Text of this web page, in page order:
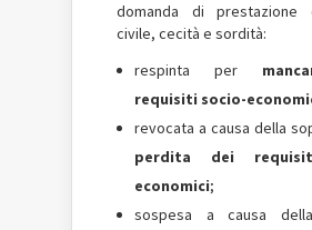
domanda di prestazione
civile, cecità e sordità:
respinta per
requisiti socio-
revocata a causa della
perdita dei
economici;
sospesa a causa